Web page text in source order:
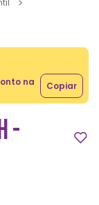
na
Copiar
-